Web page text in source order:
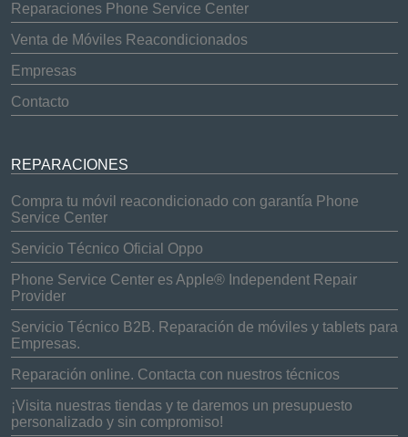
Reparaciones Phone Service Center
Venta de Móviles Reacondicionados
Empresas
Contacto
REPARACIONES
Compra tu móvil reacondicionado con garantía Phone
Service Center
Servicio Técnico Oficial Oppo
Phone Service Center es Apple® Independent Repair
Provider
Servicio Técnico B2B. Reparación de móviles y tablets para
Empresas.
Reparación online. Contacta con nuestros técnicos
¡Visita nuestras tiendas y te daremos un presupuesto
personalizado y sin compromiso!